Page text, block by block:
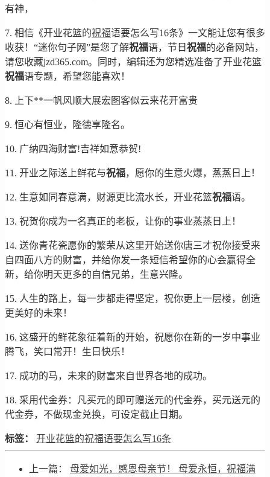
有神，
7. 相信《开业花篮的祝福语要怎么写16条》一文能让您有很多
收获！“迷你句子网”是您了解祝福语，节日 祝福的必备网站，
请您收藏jzd365.com。同时，编辑还为您精选准备了开业花篮
祝福语专题，希望您能喜欢！
8. 上下**一帆风顺大展宏图客似云来花开富贵
9. 恒心有恒业，隆德享隆名。
10. 广纳四海财富!吉祥如意恭贺!
11. 开业之际送上鲜花与祝福，愿你的生意火爆，蒸蒸日上！
12. 生意如同春意满，财源更比流水长，开业花篮祝福语。
13. 祝贺你成为一名真正的老板，让你的事业蒸蒸日上！
14. 送你青花瓷愿你的繁荣从这里开始送你唐三才祝你接受来
自四面八方的财富，并给你发一条短信希望你的心会赢得全
新，给你明天更多的自信兄弟，生意兴隆。
15. 人生的路上，每一步都走得坚定，祝你更上一层楼，创造
更美好的未来！
16. 这盛开的鲜花象征着新的开始，祝愿你在新的一岁中事业
腾飞，笑口常开！生日快乐！
17. 成功的马，未来的财富来自世界各地的成功。
18. 采用代金券：凡买元的即可赠送元的代金券，买元送元的
代金券，不做现金兑换，可设定截止日期。
标签： 开业花篮的祝福语要怎么写16条
上一篇： 母爱如光，感恩母亲节！ 母爱永恒，祝福满